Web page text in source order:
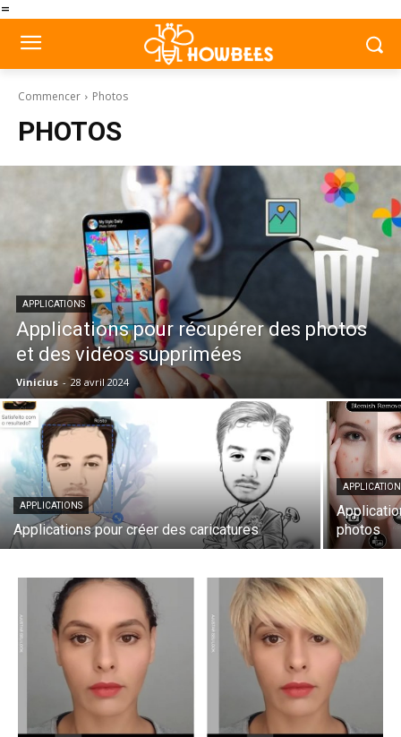
=
Commencer Photos
PHOTOS
APPLICATIONS
Applications pour récupérer des photos
et des vidéos supprimées
Vinicius - 28 avril 2024
APPLICATIONS
Applications pour créer des caricatures
photos